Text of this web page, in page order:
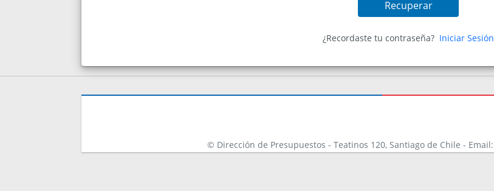
¿Recordaste tu contraseña? Iniciar Sesión
© Dirección de Presupuestos - Teatinos 120, Santiago de Chile - Email: